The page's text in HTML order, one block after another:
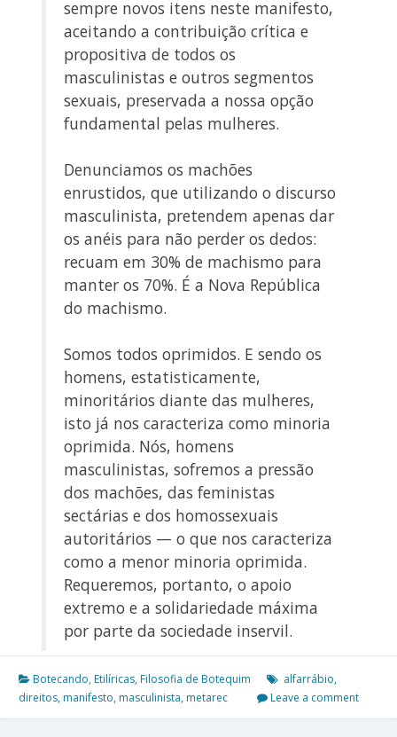
sempre novos itens neste manifesto,
aceitando a contribuição crítica e
propositiva de todos os
masculinistas e outros segmentos
sexuais, preservada a nossa opção
fundamental pelas mulheres.
Denunciamos os machões
enrustidos, que utilizando o discurso
masculinista, pretendem apenas dar
os anéis para não perder os dedos:
recuam em 30% de machismo para
manter os 70%. É a Nova República
do machismo.
Somos todos oprimidos. E sendo os
homens, estatisticamente,
minoritários diante das mulheres,
isto já nos caracteriza como minoria
oprimida. Nós, homens
masculinistas, sofremos a pressão
dos machões, das feministas
sectárias e dos homossexuais
autoritários — o que nos caracteriza
como a menor minoria oprimida.
Requeremos, portanto, o apoio
extremo e a solidariedade máxima
por parte da sociedade inservil.
Botecando, Etilíricas, Filosofia de Botequim alfarrábio,
direitos, manifesto, masculinista, metarec Leave a comment